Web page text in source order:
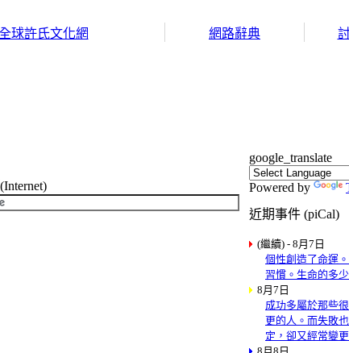
球許氏文化網 網路辭典
google_translate
Powered by
近期事件 (piCal)
(繼續) - 8月7日
個性創造了命運
習慣。生命的多
8月7日
成功多屬於那些
更的人。而失敗
定，卻又經常變